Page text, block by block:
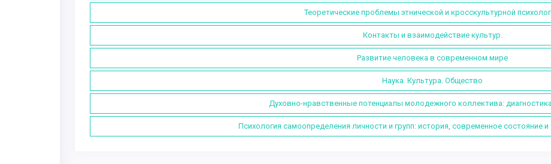
Теоретические проблемы этнической и кросскультурной
Контакты и взаимодействие культур.
Развитие человека в современном мире
Наука. Культура. Общество
Духовно-нравственные потенциалы молодежного коллектива:
Психология самоопределения личности и групп: история, современное состояние и